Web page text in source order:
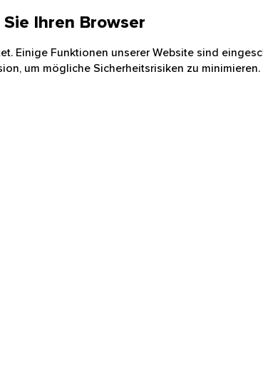
Ihren Browser
Einige Funktionen unserer Website sind
um mögliche Sicherheitsrisiken zu minimieren.